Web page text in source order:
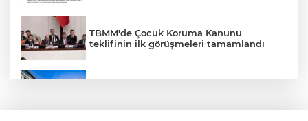
TBMM'de Çocuk Koruma Kanunu
teklifinin ilk görüşmeleri tamamlandı